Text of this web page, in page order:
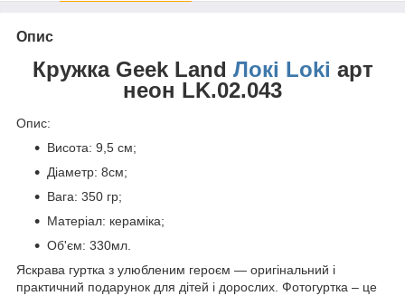
Опис
Кружка Geek Land Локі Loki арт
неон LK.02.043
Опис:
Висота: 9,5 см;
Діаметр: 8см;
Вага: 350 гр;
Матеріал: кераміка;
Об'єм: 330мл.
Яскрава гуртка з улюбленим героєм ― оригінальний і
практичний подарунок для дітей і дорослих. Фотогуртка – це